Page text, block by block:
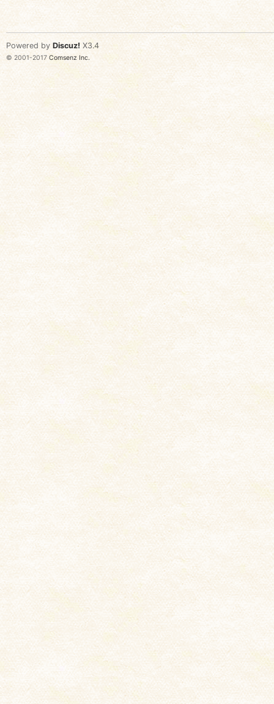
Powered by Discuz! X3.4
© 2001-2017 Comsenz Inc.